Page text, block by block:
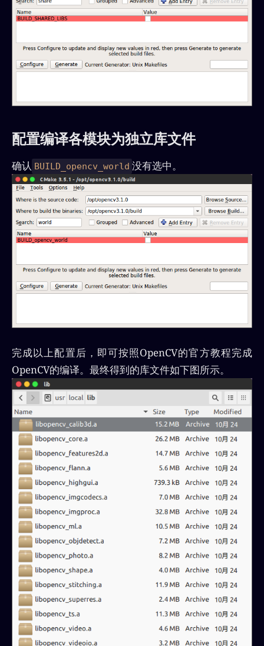
配置编译各模块为独立库文件
确认 BUILD_opencv_world 没有选中。
完成以上配置后，即可按照OpenCV的官方教程完成
OpenCV的编译。最终得到的库文件如下图所示。